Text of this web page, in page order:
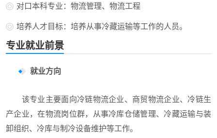
对口本科专业：物流管理、物流工程
培养人才目标：培养从事冷藏运输等工作的人员。
专业就业前景
就业方向
该专业主要面向冷链物流企业、商贸物流企业、冷链生
产企业，在物流岗位群，从事冷库仓储管理、冷藏运输与装
卸组织、冷库与制冷设备维护等工作。